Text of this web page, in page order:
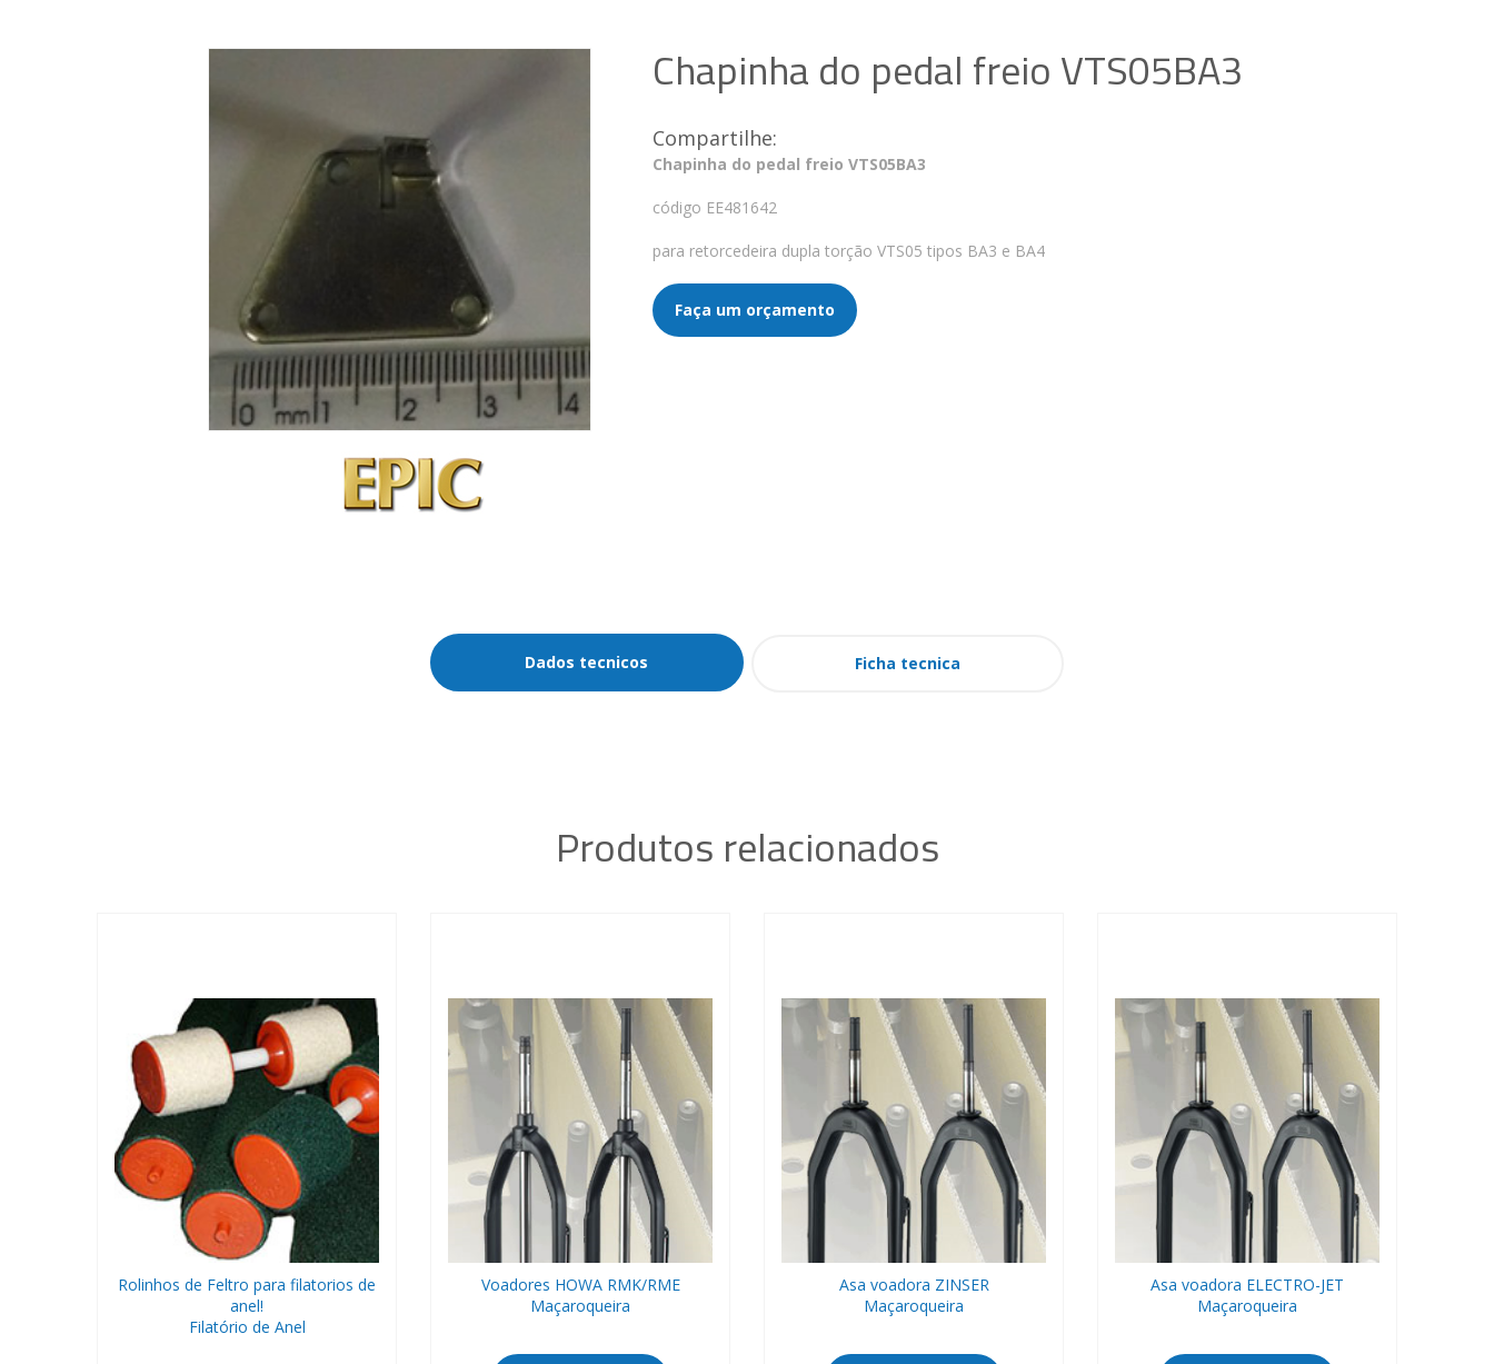
Chapinha do pedal freio VTS05BA3
Compartilhe:
Chapinha do pedal freio VTS05BA3
código EE481642
para retorcedeira dupla torção VTS05 tipos BA3 e BA4
Faça um orçamento
Dados tecnicos Ficha tecnica
Produtos relacionados
Rolinhos de Feltro para filatorios de
anel!
Filatório de Anel
Voadores HOWA RMK/RME
Maçaroqueira
Asa voadora ZINSER
Maçaroqueira
Asa voadora ELECTRO-JET
Maçaroqueira